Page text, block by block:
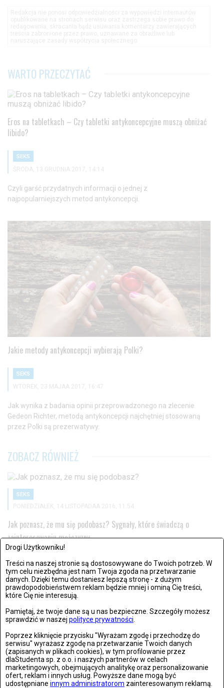
Drogi Użytkowniku!
Treści na naszej stronie są dostosowywane do Twoich potrzeb. W
tym celu niezbędna jest nam Twoja zgoda na przetwarzanie
danych. Dzięki temu dostaniesz lepszą stronę - z dużym
prawdopodobieństwem reklam będzie mniej i ominą Cię treści,
które Cię nie interesują.
Pamiętaj, że twoje dane są u nas bezpieczne. Szczegóły możesz
sprawdzić w naszej polityce prywatności
Poprzez kliknięcie przycisku "Wyrażam zgodę i przechodzę do
serwisu" wyrażasz zgodę na przetwarzanie Twoich danych
(zapisanych w plikach cookies), w tym profilowanie przez
dlaStudenta sp. z o.o. i naszych partnerów w celach
marketingowych, obejmujących analitykę oraz personalizowanie
ofert, reklam i innych usług. Powyższe dane mogą być
udostępniane innym administratorom zainteresowanym reklamą.
WARTO PRZECZYTAĆ
Eros na tabletkach – Czy tabletki antykoncepcyjne muszą obniżać
libido?
SEKS
ŚRODA, 13 GRUDNIA 2017, 14:14
Czyli garść przydatnych informacji o jednej z
najpopularniejszych metod antykoncepcji.
Jakie metody antykoncepcji wybierają Polki?
SEKS
WTOREK, 23 MAJAA 2017, 16:47
Jak wynika z badania opinii przeprowadzonego na zlecenie
Gedeon Richter, metodą antykoncepcji najchętniej stosowaną
przez Polki są prezerwatywy.
ZOBACZ RÓWNIEŻ
SEKS
PONIEDZIAŁEK, 14 LISTOPADAA 2016, 11:54
Jak poznasz, że mu się podobasz? Sygnały, które świadczą o
zainteresowaniu mężczyzny
Czy kobiety potrafią czytać sygnały męskiej sympatii, a panowie
udzielają...
SEKS
ŚRODA, 05 PAŹDZIERNIKAA 2016, 13:16
Życie singla - radość z wolności czy wieczna tęsknota?
Czy zastanawiamy się co czują single, którzy – niezależnie od...